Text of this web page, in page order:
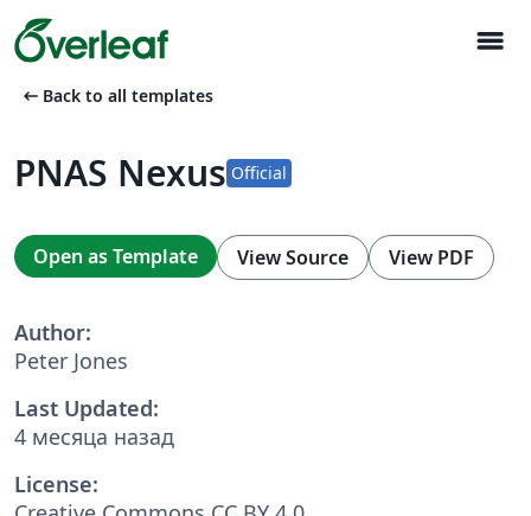
menu
arrow_left_alt Back to all templates
PNAS Nexus Official
Open as Template View Source View PDF
Author:
Peter Jones
Last Updated:
4 месяца назад
License: